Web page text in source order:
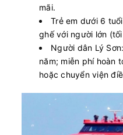
mãi.
Trẻ em dưới 6
ghế với người lớn
Người dân Lý
năm; miễn phí hoàn
hoặc chuyển viện